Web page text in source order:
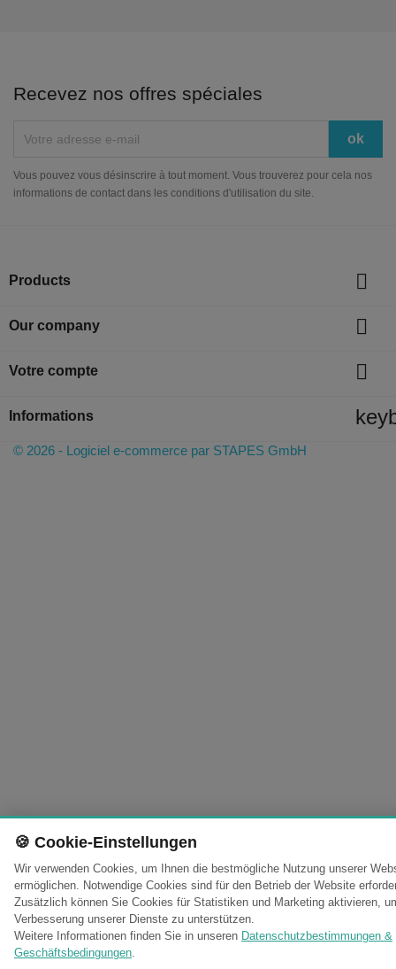
🍪 Cookie-Einstellungen
Wir verwenden Cookies, um Ihnen die bestmögliche Nutzung unserer
ermöglichen. Notwendige Cookies sind für den Betrieb der Website
Zusätzlich können Sie Cookies für Statistiken und Marketing aktivieren,
Verbesserung unserer Dienste zu unterstützen.
Weitere Informationen finden Sie in unseren Datenschutzbestimmungen &
Geschäftsbedingungen.
Recevez nos offres spéciales
Vous pouvez vous désinscrire à tout moment. Vous trouverez pour cela nos
informations de contact dans les conditions d'utilisation du site.
Products 
Our company 
Votre compte 
Informations
© 2026 - Logiciel e-commerce par STAPES GmbH